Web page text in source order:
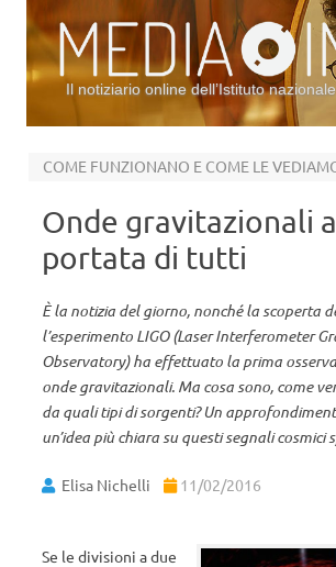
Il notiziario online dell’Istituto
COME FUNZIONANO E COME LE
Onde gravitazionali
portata di tutti
È la notizia del giorno, nonché la scoperta
l’esperimento LIGO (Laser Interferometer
Observatory) ha effettuato la prima
onde gravitazionali. Ma cosa sono, come
da quali tipi di sorgenti? Un
un’idea più chiara su questi segnali cosmici
Elisa Nichelli 11/02/2016
Se le divisioni a due